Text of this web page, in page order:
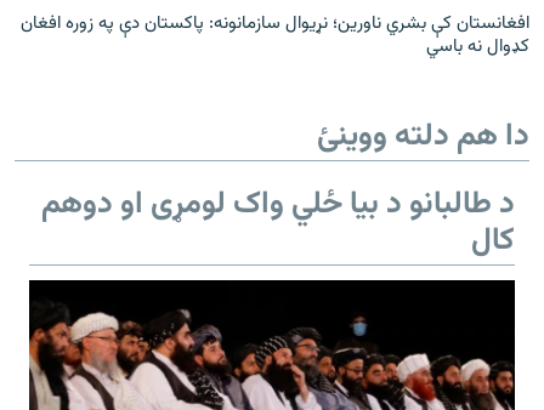
افغانستان کې بشري ناورین؛ نړیوال سازمانونه: پاکستان دې په زوره افغان
کډوال نه باسي
دا هم دلته ووینئ
د طالبانو د بیا ځلي واک لومړی او دوهم
کال